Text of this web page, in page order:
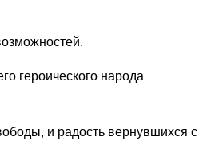
героического народа
и радость вернувшихся с